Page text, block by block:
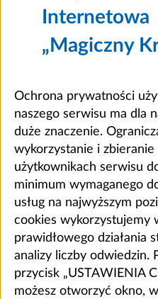
Internetowa
„Magiczny
Ochrona prywatności
naszego serwisu ma dla
duże znaczenie.
wykorzystanie i
użytkownikach serwisu
minimum wymaganego
usług na najwyższym
cookies wykorzystujemy
prawidłowego działania
analizy liczby odwiedzin.
przycisk „USTAWIENIA
możesz otworzyć okno,